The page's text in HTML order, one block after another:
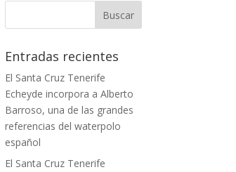
Entradas recientes
El Santa Cruz Tenerife
Echeyde incorpora a Alberto
Barroso, una de las grandes
referencias del waterpolo
español
El Santa Cruz Tenerife